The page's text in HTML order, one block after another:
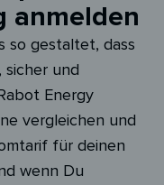
anmelden
so gestaltet, dass
und
Energy
vergleichen und
für deinen
wenn Du